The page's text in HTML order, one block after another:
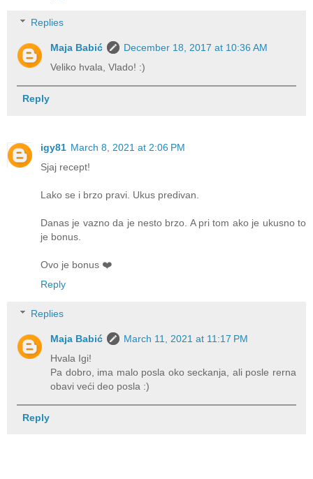
Replies
Maja Babić
December 18, 2017 at 10:36 AM
Veliko hvala, Vlado! :)
Reply
igy81 March 8, 2021 at 2:06 PM
Sjaj recept!
Lako se i brzo pravi. Ukus predivan.
Danas je vazno da je nesto brzo. A pri tom ako je ukusno to
je bonus.
Ovo je bonus ❤️
Reply
Replies
Maja Babić
March 11, 2021 at 11:17 PM
Hvala Igi!
Pa dobro, ima malo posla oko seckanja, ali posle rerna
obavi veći deo posla :)
Reply